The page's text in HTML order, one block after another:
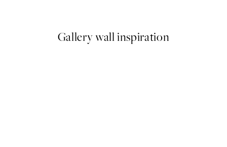
Gallery wall inspiration